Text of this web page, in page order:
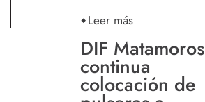
Leer más
DIF Matamoros
continua
colocación de